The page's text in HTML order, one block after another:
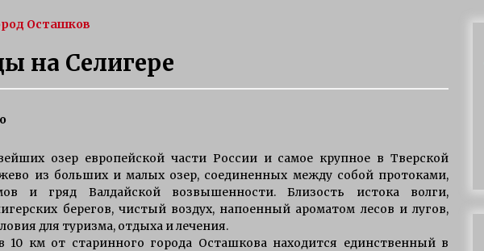
на щуку на
3 года ago
6 лет ago
7 лет ago
Осташков
на Селигере
озер европейской части России и самое крупное в Тверской
из больших и малых озер, соединенных между собой протоками,
и гряд Валдайской возвышенности. Близость истока волги,
берегов, чистый воздух, напоенный ароматом лесов и лугов,
для туризма, отдыха и лечения.
10 км от старинного города Осташкова находится единственный в